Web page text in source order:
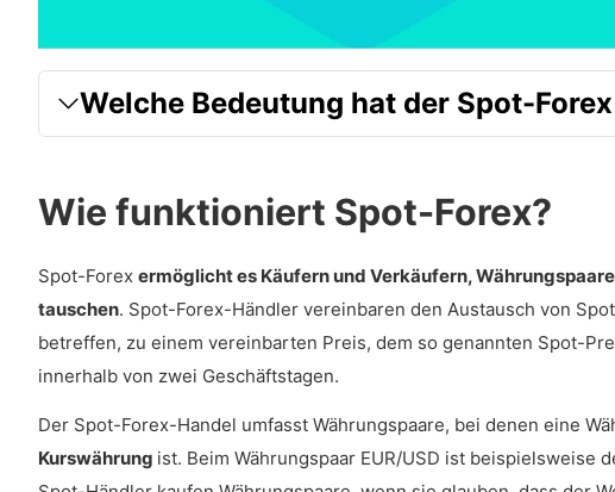
Welche Bedeutung hat der Spot-
Wie funktioniert Spot-Forex?
Spot-Forex ermöglicht es Käufern und Verkäufern,
tauschen. Spot-Forex-Händler vereinbaren den Austausch von
betreffen, zu einem vereinbarten Preis, dem so genannten Spot-
innerhalb von zwei Geschäftstagen.
Der Spot-Forex-Handel umfasst Währungspaare, bei denen eine
Kurswährung ist. Beim Währungspaar EUR/USD ist beispielsweise